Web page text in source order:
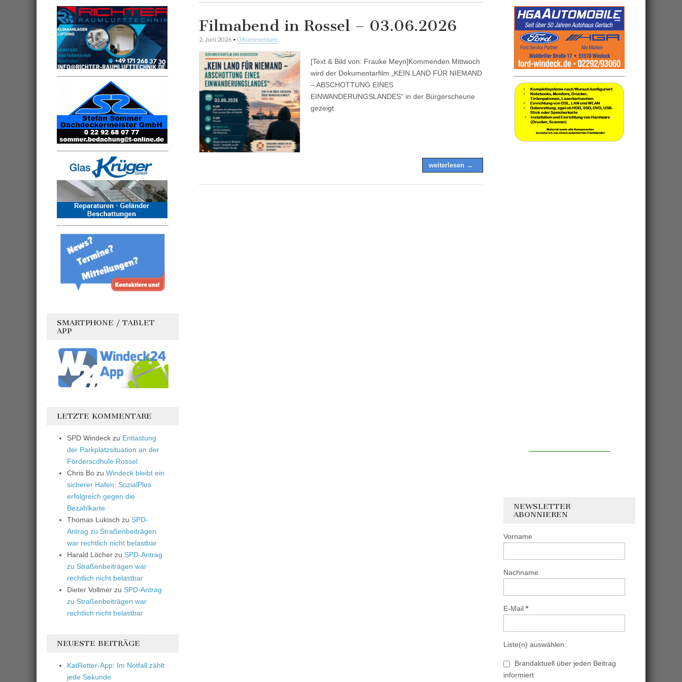
Filmabend in Rossel – 03.06.2026
2. Juni 2026 • 0 Kommentare
[Text & Bild von: Frauke Meyn]Kommenden Mittwoch
wird der Dokumentarfilm „KEIN LAND FÜR NIEMAND
– ABSCHOTTUNG EINES
EINWANDERUNGSLANDES“ in der Bürgerscheune
gezeigt.
weiterlesen →
SMARTPHONE / TABLET
APP
LETZTE KOMMENTARE
SPD Windeck zu Entlastung
der Parkplatzsituation an der
Förderscdhule Rossel
Chris Bo zu Windeck bleibt ein
sicherer Hafen: SozialPlus
erfolgreich gegen die
Bezahlkarte
Thomas Lukisch zu SPD-
Antrag zu Straßenbeiträgen
war rechtlich nicht belastbar
Harald Löcher zu SPD-Antrag
zu Straßenbeiträgen war
rechtlich nicht belastbar
Dieter Vollmer zu SPD-Antrag
zu Straßenbeiträgen war
rechtlich nicht belastbar
NEUESTE BEITRÄGE
KatRetter-App: Im Notfall zählt
jede Sekunde
NEWSLETTER
ABONNIEREN
Vorname
Nachname
E-Mail *
Liste(n) auswählen:
Brandaktuell über jeden Beitrag
informiert